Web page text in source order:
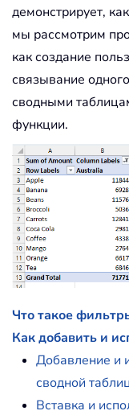
демонстрирует,
мы рассмотрим
как создание
связывание
сводными
функции.
Что такое
Как добавить и
Добавление и
сводной
Вставка и